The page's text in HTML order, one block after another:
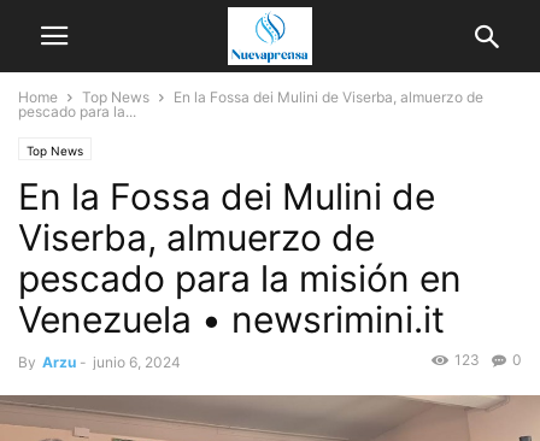
Home Top News
En la Fossa dei Mulini de Viserba, almuerzo de
pescado para la...
Top News
En la Fossa dei Mulini de
Viserba, almuerzo de
pescado para la misión en
Venezuela • newsrimini.it
By Arzu - junio 6, 2024 0
123